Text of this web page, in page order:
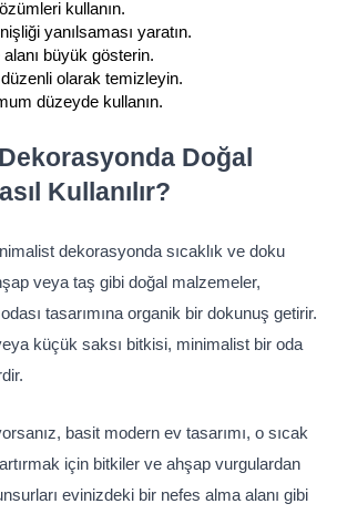
kullanın.
yanılsaması yaratın.
büyük gösterin.
olarak temizleyin.
düzeyde kullanın.
Doğal
Kullanılır?
dekorasyonda sıcaklık ve doku
veya taş gibi doğal malzemeler,
tasarımına organik bir dokunuş getirir.
küçük saksı bitkisi, minimalist bir oda
basit modern ev tasarımı, o sıcak
için bitkiler ve ahşap vurgulardan
evinizdeki bir nefes alma alanı gibi